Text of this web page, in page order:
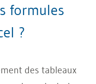
formules
?
des tableaux